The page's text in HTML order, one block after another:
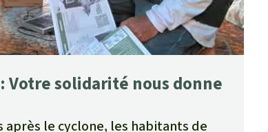
Votre solidarité nous donne
après le cyclone, les habitants de